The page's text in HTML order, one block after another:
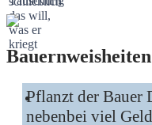
Bauernweisheiten
Pflanzt der Bauer
nebenbei viel